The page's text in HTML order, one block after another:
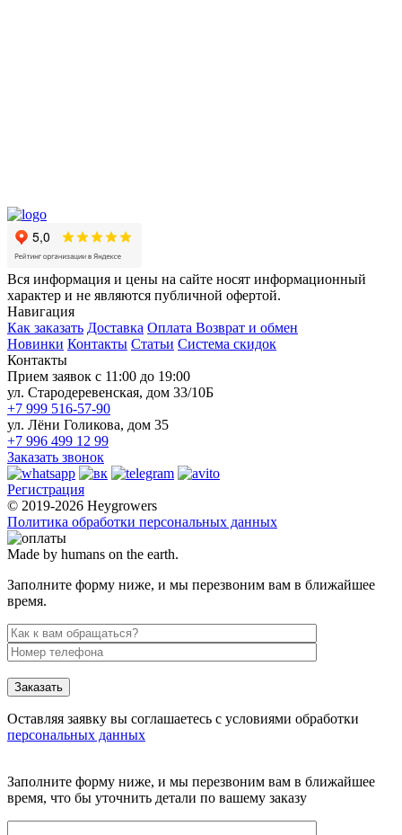
Вся информация и цены на сайте носят информационный
характер и не являются публичной офертой.
Навигация
Как заказать Доставка Оплата Возврат и обмен
Новинки Контакты Статьи Система скидок
Контакты
Прием заявок с 11:00 до 19:00
ул. Стародеревенская, дом 33/10Б
+7 999 516-57-90
ул. Лёни Голикова, дом 35
+7 996 499 12 99
Заказать звонок
Регистрация
© 2019-2026 Heygrowers
Политика обработки персональных данных
Made by humans on the earth.
Заполните форму ниже, и мы перезвоним вам в ближайшее
время.
Заказать
Оставляя заявку вы соглашаетесь с условиями обработки
персональных данных
Заполните форму ниже, и мы перезвоним вам в ближайшее
время, что бы уточнить детали по вашему заказу